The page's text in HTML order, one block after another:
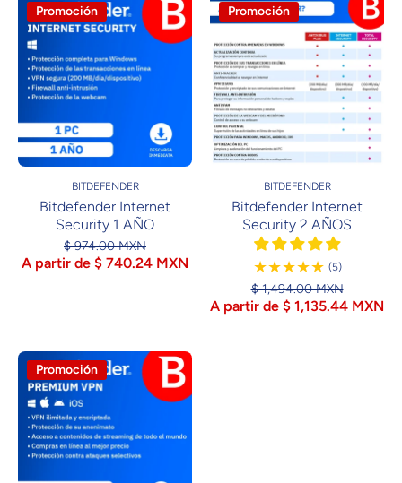
Promoción
BITDEFENDER
Bitdefender Internet
Security 1 AÑO
$ 974.00 MXN
A partir de $ 740.24 MXN
Promoción
BITDEFENDER
Bitdefender Internet
Security 2 AÑOS
(5)
$ 1,494.00 MXN
A partir de $ 1,135.44 MXN
Promoción